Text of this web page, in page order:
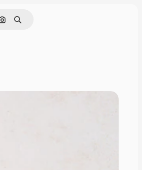
Поиск по изображению
Поиск